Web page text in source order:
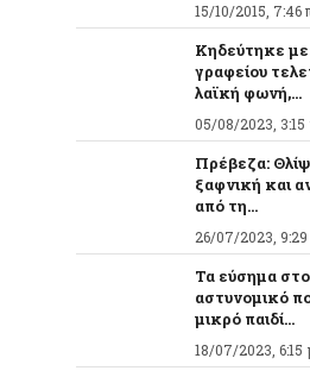
15/10/2015, 7:46
Κηδεύτηκε
γραφείου
λαϊκή φωνή,...
05/08/2023, 3:15
Πρέβεζα:
ξαφνική και
από τη...
26/07/2023, 9:29
Τα εύσημα
αστυνομικό
μικρό παιδί...
18/07/2023, 6:15